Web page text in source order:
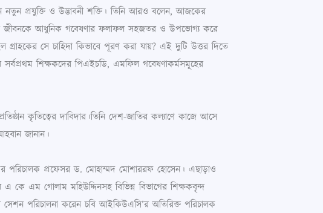
নতুন প্রযুক্তি ও উদ্ভাবনী শক্তি। তিনি আরও বলেন, আজকের
জীবনকে আধুনিক গবেষণার ফলাফল সহজতর ও উপভোগ্য করে
গ্রাহকের সে চাহিদা কিভাবে পূরণ করা যায়? এই দুটি উত্তর দিতে
শিক্ষকদের পিএইচডি, এমফিল গবেষণাকর্মসমূহের
কৃতিত্বের দাবিদার।তিনি দেশ-জাতির কল্যাণে কাজে আসে
জানান।
পরিচালক প্রফেসর ড. মোহাম্মদ মোশাররফ হোসেন। এছাড়াও
এ কে এম গোলাম মহিউদ্দিনসহ বিভিন্ন বিভাগের শিক্ষকবৃন্দ
পরিচালনা করেন চবি আইকিউএসি’র অতিরিক্ত পরিচালক